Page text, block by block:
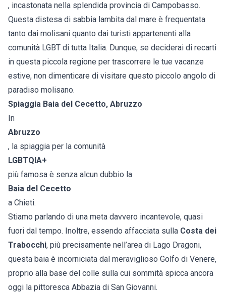
, incastonata nella splendida provincia di Campobasso.
Questa distesa di sabbia lambita dal mare è frequentata
tanto dai molisani quanto dai turisti appartenenti alla
comunità LGBT di tutta Italia. Dunque, se deciderai di recarti
in questa piccola regione per trascorrere le tue vacanze
estive, non dimenticare di visitare questo piccolo angolo di
paradiso molisano.
Spiaggia Baia del Cecetto, Abruzzo
In
Abruzzo
, la spiaggia per la comunità
LGBTQIA+
più famosa è senza alcun dubbio la
Baia del Cecetto
a Chieti.
Stiamo parlando di una meta davvero incantevole, quasi
fuori dal tempo. Inoltre, essendo affacciata sulla Costa dei
Trabocchi, più precisamente nell’area di Lago Dragoni,
questa baia è incorniciata dal meraviglioso Golfo di Venere,
proprio alla base del colle sulla cui sommità spicca ancora
oggi la pittoresca Abbazia di San Giovanni.